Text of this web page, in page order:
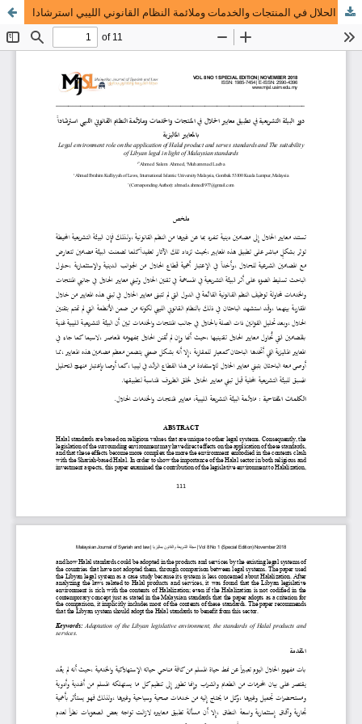
دور البيئة التشريعية في تطبيق معايير الحلال في المنتجات والخدمات وملائمة النظام القانوني الليبي استرشادا ʪلمعايير الماليزية